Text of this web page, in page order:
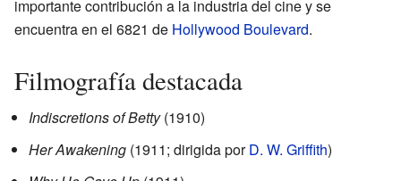
importante contribución a la industria del cine y se
encuentra en el 6821 de Hollywood Boulevard.
Filmografía destacada
Indiscretions of Betty(1910)
Her Awakening (1911; dirigida porD. W. Griffith)